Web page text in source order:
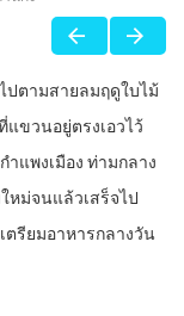
ปตามสายลมฤดูใบไม้
ขวนอยู่ตรงเอวไว้
แพงเมือง ท่ามกลาง
หม่จนแล้วเสร็จไป
ตรียมอาหารกลางวัน